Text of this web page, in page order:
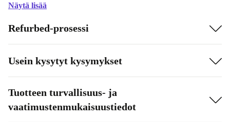
Näytä lisää
Refurbed-prosessi
Usein kysytyt kysymykset
Tuotteen turvallisuus- ja
vaatimustenmukaisuustiedot